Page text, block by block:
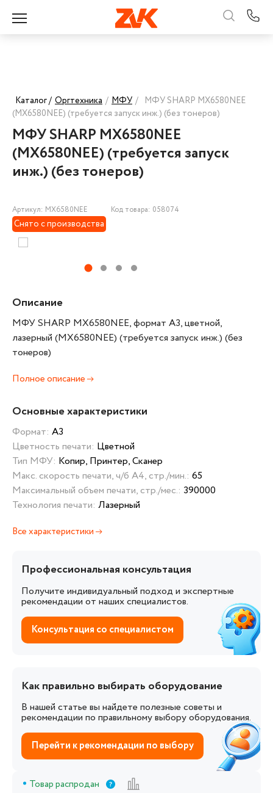
Каталог / Оргтехника / МФУ / МФУ SHARP MX6580NEE
(MX6580NEE) (требуется запуск инж.) (без тонеров)
МФУ SHARP MX6580NEE
(MX6580NEE) (требуется запуск
инж.) (без тонеров)
Артикул: MX6580NEE Код товара: 058074
Снято с производства
Описание
МФУ SHARP MX6580NEE, формат А3, цветной,
лазерный (MX6580NEE) (требуется запуск инж.) (без
тонеров)
Полное описание
Основные характеристики
Формат: А3
Цветность печати: Цветной
Тип МФУ: Копир, Принтер, Сканер
Макс. скорость печати, ч/б А4, стр./мин.: 65
Максимальный объем печати, стр./мес.: 390000
Технология печати: Лазерный
Все характеристики
Профессиональная консультация
Получите индивидуальный подход и экспертные
рекомендации от наших специалистов.
Консультация со специалистом
Как правильно выбирать оборудование
В нашей статье вы найдете полезные советы и
рекомендации по правильному выбору оборудования.
Перейти к рекомендации по выбору
Товар распродан